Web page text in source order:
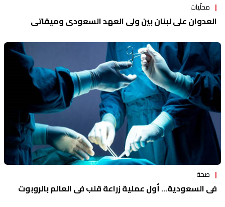
محلّيات
العدوان على لبنان بين ولي العهد السعودي وميقاتي
صحة
في السعودية... أول عملية زراعة قلب في العالم بالروبوت